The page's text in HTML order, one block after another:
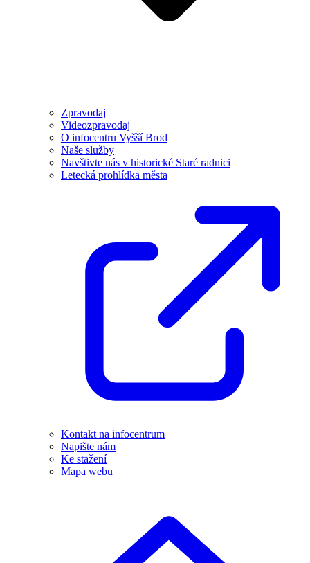
Zpravodaj
Videozpravodaj
O infocentru Vyšší Brod
Naše služby
Navštivte nás v historické Staré radnici
Letecká prohlídka města
Kontakt na infocentrum
Napište nám
Ke stažení
Mapa webu